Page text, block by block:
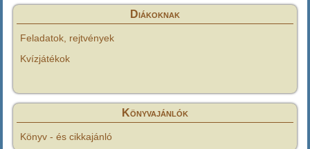
Diákoknak
Feladatok, rejtvények
Kvízjátékok
Könyvajánlók
Könyv - és cikkajánló